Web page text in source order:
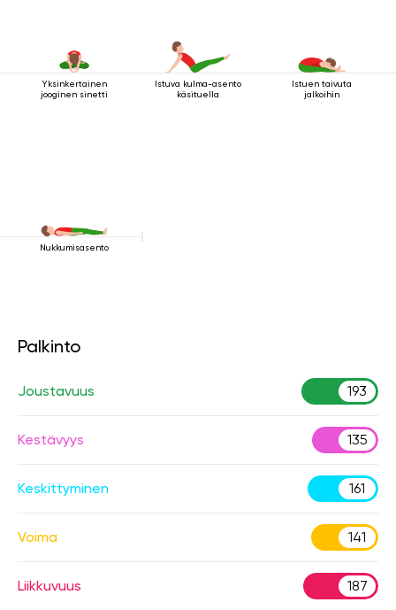
Yksinkertainen
jooginen sinetti
Istuva kulma-asento
käsituella
Istuen taivuta
jalkoihin
Nukkumisasento
Palkinto
Joustavuus 193
Kestävyys 135
Keskittyminen 161
Voima 141
Liikkuvuus 187